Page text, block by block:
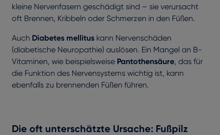
kleine Nervenfasern geschädigt sind – sie verursacht
oft Brennen, Kribbeln oder Schmerzen in den Füßen.
Auch Diabetes mellitus kann Nervenschäden
(diabetische Neuropathie) auslösen. Ein Mangel an B-
Vitaminen, wie beispielsweise Pantothensäure, das für
die Funktion des Nervensystems wichtig ist, kann
ebenfalls zu brennenden Füßen führen.
Die oft unterschätzte Ursache: Fußpilz